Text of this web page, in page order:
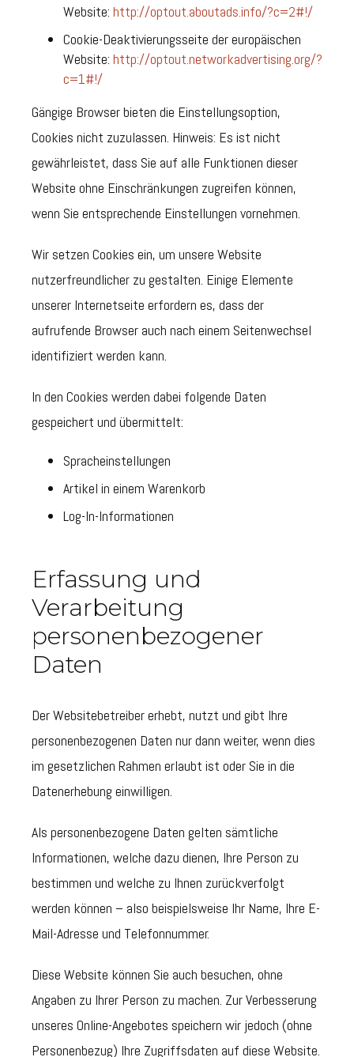
Website: http://optout.aboutads.info/?c=2#!/
Cookie-Deaktivierungsseite der europäischen
Website: http://optout.networkadvertising.org/?
c=1#!/
Gängige Browser bieten die Einstellungsoption,
Cookies nicht zuzulassen. Hinweis: Es ist nicht
gewährleistet, dass Sie auf alle Funktionen dieser
Website ohne Einschränkungen zugreifen können,
wenn Sie entsprechende Einstellungen vornehmen.
Wir setzen Cookies ein, um unsere Website
nutzerfreundlicher zu gestalten. Einige Elemente
unserer Internetseite erfordern es, dass der
aufrufende Browser auch nach einem Seitenwechsel
identifiziert werden kann.
In den Cookies werden dabei folgende Daten
gespeichert und übermittelt:
Spracheinstellungen
Artikel in einem Warenkorb
Log-In-Informationen
Erfassung und
Verarbeitung
personenbezogener
Daten
Der Websitebetreiber erhebt, nutzt und gibt Ihre
personenbezogenen Daten nur dann weiter, wenn dies
im gesetzlichen Rahmen erlaubt ist oder Sie in die
Datenerhebung einwilligen.
Als personenbezogene Daten gelten sämtliche
Informationen, welche dazu dienen, Ihre Person zu
bestimmen und welche zu Ihnen zurückverfolgt
werden können – also beispielsweise Ihr Name, Ihre E-
Mail-Adresse und Telefonnummer.
Diese Website können Sie auch besuchen, ohne
Angaben zu Ihrer Person zu machen. Zur Verbesserung
unseres Online-Angebotes speichern wir jedoch (ohne
Personenbezug) Ihre Zugriffsdaten auf diese Website.